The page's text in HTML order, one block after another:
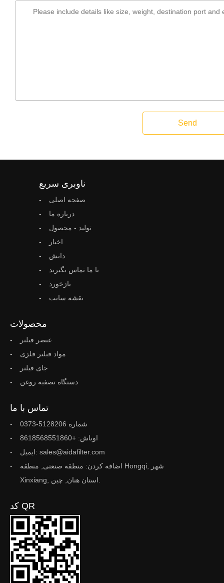
Send
ناوبری سریع
صفحه اصلی
درباره ما
تولید - محصول
اخبار
دانش
با ما تماس بگیرید
بازخورد
نقشه سایت
محصولات
عنصر فیلتر
مواد فیلتر فلزی
جای فیلتر
دستگاه تصفیه روغن
تماس با ما
شماره 5128206-0373
اوباش: +8618568551860
ایمیل: sales@aidafilter.com
اضافه کردن: منطقه صنعتی, منطقه Hongqi, شهر
کد QR